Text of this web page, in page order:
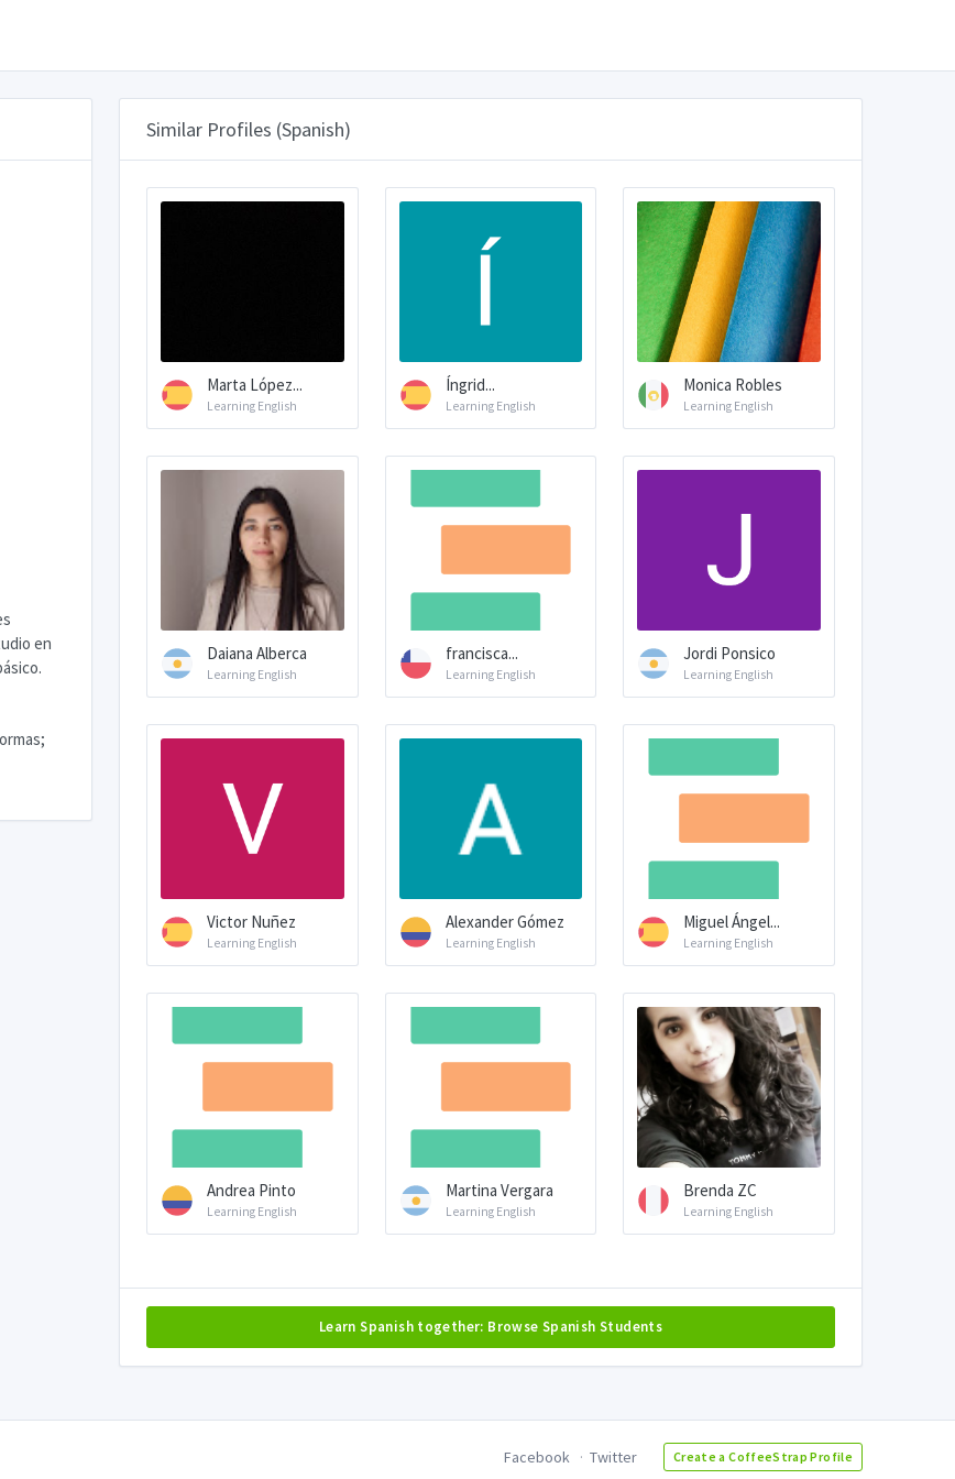
en
Similar Profiles (Spanish)
Marta López...
Learning English
Íngrid...
Learning English
Monica Robles
Learning English
Daiana Alberca
Learning English
francisca...
Learning English
Jordi Ponsico
Learning English
Victor Nuñez
Learning English
Alexander Gómez
Learning English
Miguel Ángel...
Learning English
Andrea Pinto
Learning English
Martina Vergara
Learning English
Brenda ZC
Learning English
Learn Spanish together: Browse Spanish Students
Facebook Twitter Create a CoffeeStrap Profile